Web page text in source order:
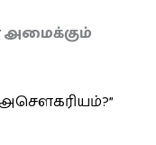
அசௌகரியம்?”